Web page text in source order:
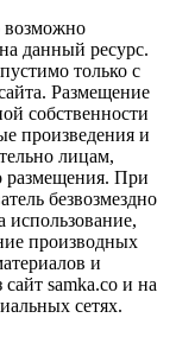
возможно
данный ресурс.
только с
Размещение
собственности
произведения и
лицам,
размещения. При
безвозмездно
использование,
производных
и
samka.co и на
сетях.